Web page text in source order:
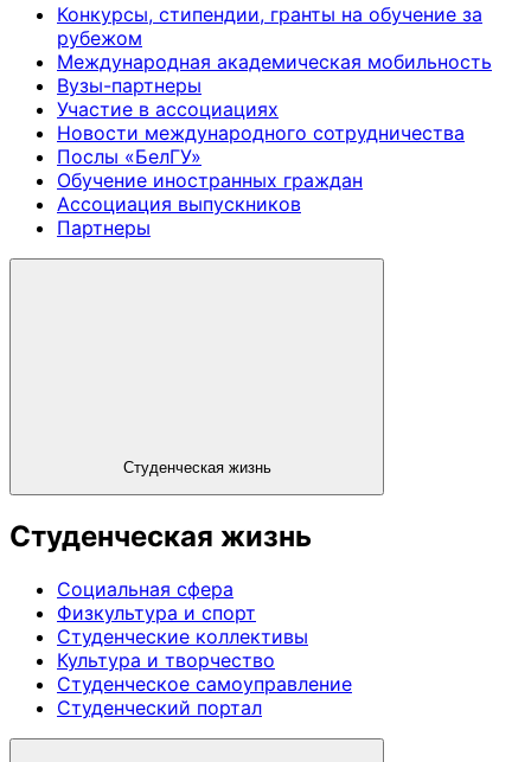
Конкурсы, стипендии, гранты на обучение за
рубежом
Международная академическая мобильность
Вузы-партнеры
Участие в ассоциациях
Новости международного сотрудничества
Послы «БелГУ»
Обучение иностранных граждан
Ассоциация выпускников
Партнеры
Студенческая жизнь
Студенческая жизнь
Социальная сфера
Физкультура и спорт
Студенческие коллективы
Культура и творчество
Студенческое самоуправление
Студенческий портал